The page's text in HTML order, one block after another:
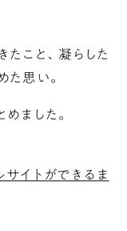
たこと、凝らした
た思い。
ました。
サイトができるま